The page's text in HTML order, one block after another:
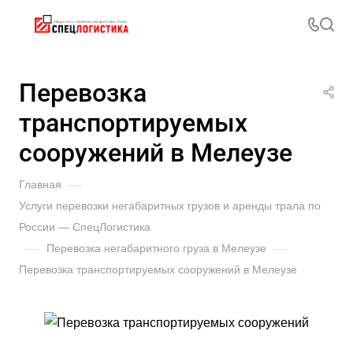
Перевозка
транспортируемых
сооружений в Мелеузе
Главная —
Услуги перевозки негабаритных грузов и аренды трала по
России — СпецЛогистика
— Перевозка негабаритного груза в Мелеузе —
Перевозка транспортируемых сооружений в Мелеузе